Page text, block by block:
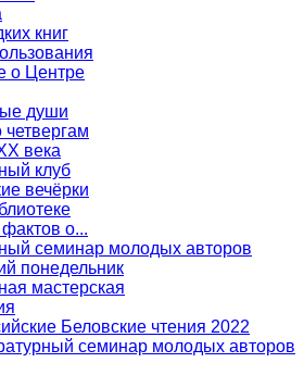
книг
о Центре
души
четвергам
века
клуб
вечёрки
о...
семинар молодых авторов
понедельник
мастерская
Беловские чтения 2022
семинар молодых авторов